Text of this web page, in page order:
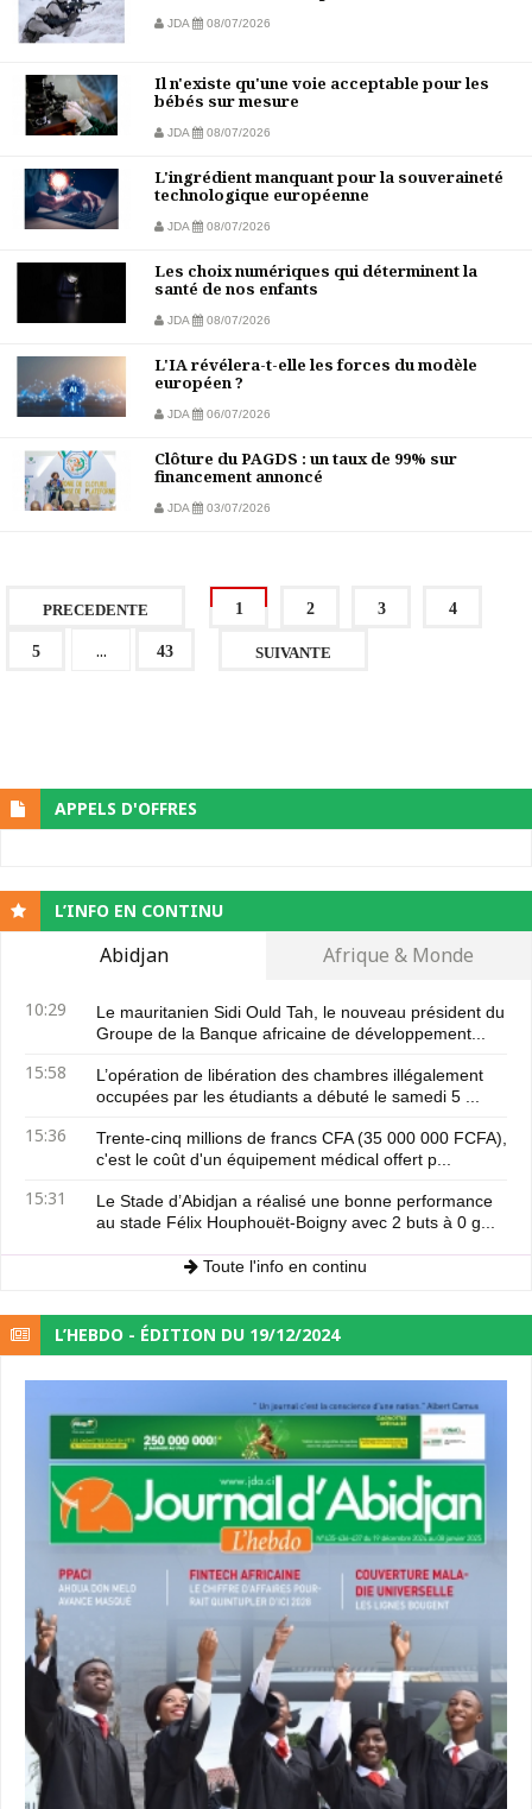
JDA 08/07/2026
Il n'existe qu'une voie acceptable pour les
bébés sur mesure
JDA 08/07/2026
L'ingrédient manquant pour la souveraineté
technologique européenne
JDA 08/07/2026
Les choix numériques qui déterminent la
santé de nos enfants
JDA 08/07/2026
L'IA révélera-t-elle les forces du modèle
européen ?
JDA 06/07/2026
Clôture du PAGDS : un taux de 99% sur
financement annoncé
JDA 03/07/2026
PRECEDENTE 1 2 3 4
5 ... 43 SUIVANTE
APPELS D'OFFRES
L’INFO EN CONTINU
Abidjan Afrique & Monde
10:29
Le mauritanien Sidi Ould Tah, le nouveau président du
Groupe de la Banque africaine de développement...
15:58
L’opération de libération des chambres illégalement
occupées par les étudiants a débuté le samedi 5 ...
15:36
Trente-cinq millions de francs CFA (35 000 000 FCFA),
c'est le coût d'un équipement médical offert p...
15:31
Le Stade d’Abidjan a réalisé une bonne performance
au stade Félix Houphouët-Boigny avec 2 buts à 0 g...
Toute l'info en continu
L’HEBDO - ÉDITION DU 19/12/2024